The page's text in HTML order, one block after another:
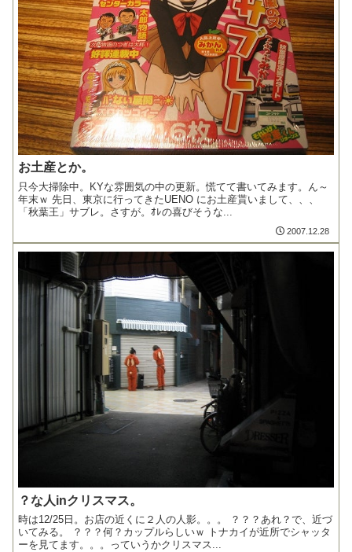
お土産とか。
只今大掃除中。KYな雰囲気の中の更新。慌てて書いてみます。ん～
年末ｗ 先日、東京に行ってきたUENO にお土産貰いまして、、、
「秋葉王」サブレ。さすが。ｵﾚの喜びそうな...
2007.12.28
？な人inクリスマス。
時は12/25日。お店の近くに２人の人影。。。 ？？？あれ？で、近づ
いてみる。 ？？？何？カップルらしいｗ トナカイが近所でシャッタ
ーを見てます。。。っていうかクリスマス...